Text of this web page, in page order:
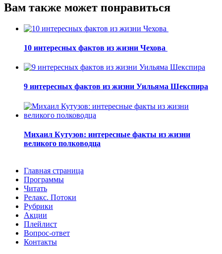
Вам также может понравиться
10 интересных фактов из жизни Чехова
9 интересных фактов из жизни Уильяма Шекспира
Михаил Кутузов: интересные факты из жизни
великого полководца
Главная страница
Программы
Читать
Релакс. Потоки
Рубрики
Акции
Плейлист
Вопрос-ответ
Контакты